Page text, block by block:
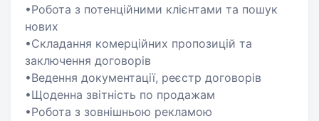
•Робота з потенційними клієнтами та пошук
нових
•Складання комерційних пропозицій та
заключення договорів
•Ведення документації, реєстр договорів
•Щоденна звітність по продажам
•Робота з зовнішньою рекламою